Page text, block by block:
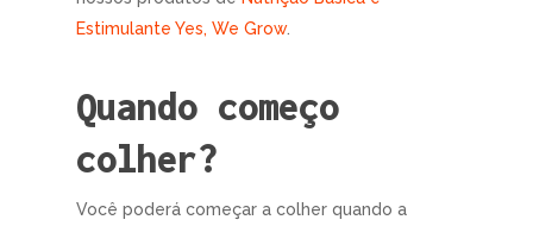
Estimulante Yes, We Grow.
Quando começo
colher?
Você poderá começar a colher quando a